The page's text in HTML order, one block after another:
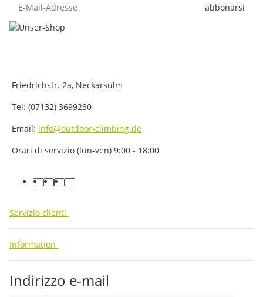
abbonarsi
Friedrichstr. 2a, Neckarsulm
Tel: (07132) 3699230
Email: info@outdoor-climbing.de
Orari di servizio (lun-ven) 9:00 - 18:00
facebook
youtube
instagram
tiktok
Servizio clienti
Information
Indirizzo e-mail